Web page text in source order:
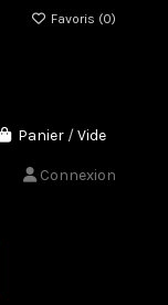
Favoris (0)
Panier /Vide
Connexion